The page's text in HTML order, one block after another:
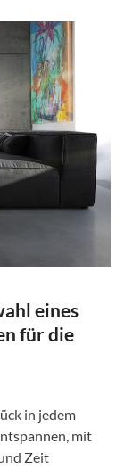
eines
für die
in jedem
mit
Zeit